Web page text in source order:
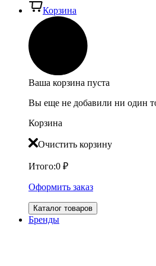
Корзина
Ваша корзина пуста
Вы еще не добавили ни один
Корзина
Очистить корзину
Итого:0 ₽
Оформить заказ
Каталог товаров
Бренды